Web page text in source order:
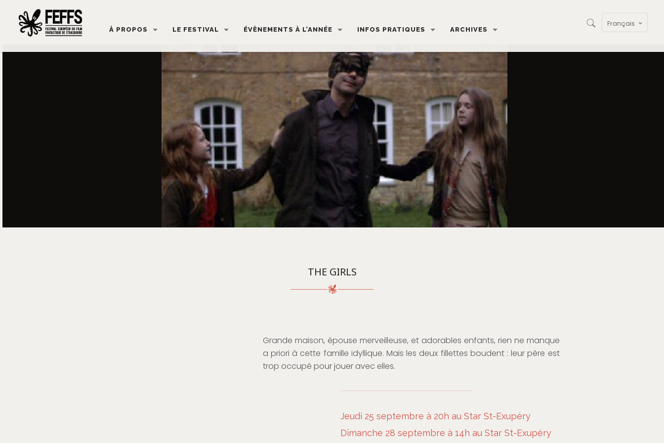
À PROPOS LE FESTIVAL ÉVÈNEMENTS À L’ANNÉE INFOS PRATIQUES ARCHIVES
Français
THE GIRLS
Grande maison, épouse merveilleuse, et adorables enfants, rien ne manque
a priori à cette famille idyllique. Mais les deux fillettes boudent : leur père est
trop occupé pour jouer avec elles.
Jeudi 25 septembre à 20h au Star St-Exupéry
Dimanche 28 septembre à 14h au Star St-Exupéry